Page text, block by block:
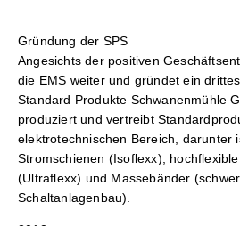
Gründung der SPS
Angesichts der positiven
die EMS weiter und gründet ein
Standard Produkte Schwanenmühle
produziert und vertreibt
elektrotechnischen Bereich, darunter
Stromschienen (Isoflexx),
(Ultraflexx) und Massebänder
Schaltanlagenbau).